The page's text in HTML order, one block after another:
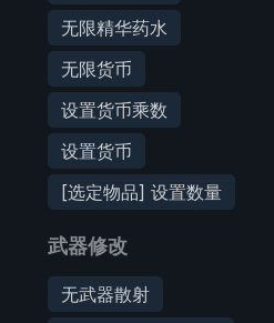
无限精华药水
无限货币
设置货币乘数
设置货币
[选定物品] 设置数量
武器修改
无武器散射